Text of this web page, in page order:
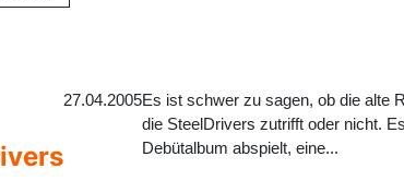
27.04.2005Es ist schwer zu sagen, ob die alte
die SteelDrivers zutrifft oder nicht.
Debütalbum abspielt, eine...